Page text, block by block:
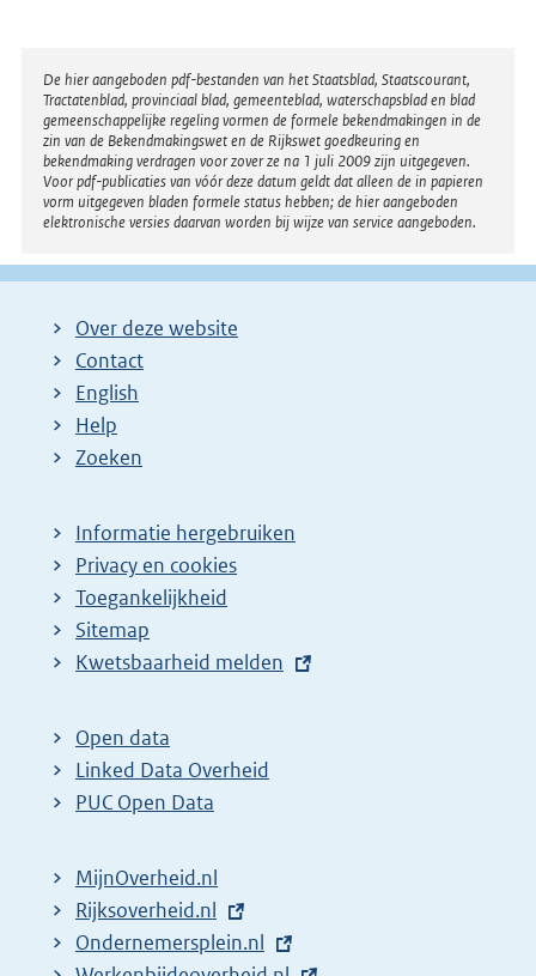
Disclaimer
De hier aangeboden pdf-bestanden van het Staatsblad, Staatscourant,
Tractatenblad, provinciaal blad, gemeenteblad, waterschapsblad en blad
gemeenschappelijke regeling vormen de formele bekendmakingen in de
zin van de Bekendmakingswet en de Rijkswet goedkeuring en
bekendmaking verdragen voor zover ze na 1 juli 2009 zijn uitgegeven.
Voor pdf-publicaties van vóór deze datum geldt dat alleen de in papieren
vorm uitgegeven bladen formele status hebben; de hier aangeboden
elektronische versies daarvan worden bij wijze van service aangeboden.
Over deze website
Contact
English
Help
Zoeken
Informatie hergebruiken
Privacy en cookies
Toegankelijkheid
Sitemap
E
t
e
r
l
i
n
Kwetsbaarheid melden
Open data
Linked Data Overheid
PUC Open Data
MijnOverheid.nl
E
x
Rijksoverheid.nl
E
Ondernemersplein.nl